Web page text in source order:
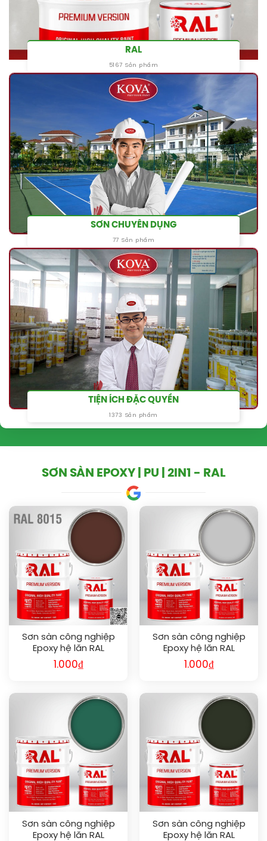
RAL
5167 Sản phẩm
SƠN CHUYÊN DỤNG
77 Sản phẩm
TIỆN ÍCH ĐẶC QUYỀN
1373 Sản phẩm
SƠN SÀN EPOXY | PU | 2IN1 - RAL
Sơn sàn công nghiệp
Epoxy hệ lăn RAL
RAFLOOR GUARD RAL
1.000₫
Sơn sàn công nghiệp
Epoxy hệ lăn RAL
RAFLOOR GUARD RAL
7047
1.000₫
Sơn sàn công nghiệp
Epoxy hệ lăn RAL
Sơn sàn công nghiệp
Epoxy hệ lăn RAL